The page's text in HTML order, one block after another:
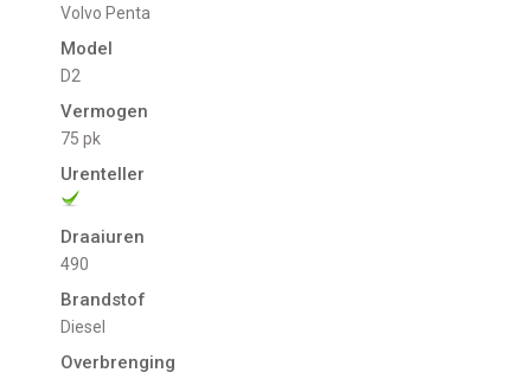
Volvo Penta
Model
D2
Vermogen
75 pk
Urenteller
Draaiuren
490
Brandstof
Diesel
Overbrenging